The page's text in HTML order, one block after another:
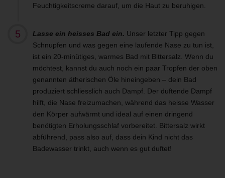
Feuchtigkeitscreme darauf, um die Haut zu beruhigen.
Lasse ein heisses Bad ein. Unser letzter Tipp gegen
Schnupfen und was gegen eine laufende Nase zu tun ist,
ist ein 20-minütiges, warmes Bad mit Bittersalz. Wenn du
möchtest, kannst du auch noch ein paar Tropfen der oben
genannten ätherischen Öle hineingeben – dein Bad
produziert schliesslich auch Dampf. Der duftende Dampf
hilft, die Nase freizumachen, während das heisse Wasser
den Körper aufwärmt und ideal auf einen dringend
benötigten Erholungsschlaf vorbereitet. Bittersalz wirkt
abführend, pass also auf, dass dein Kind nicht das
Badewasser trinkt, auch wenn es gut duftet!